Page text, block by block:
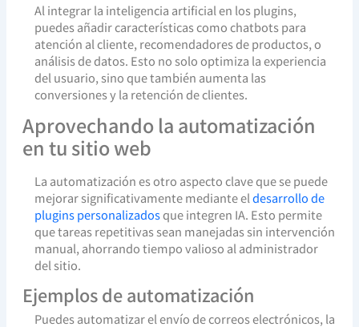
Al integrar la inteligencia artificial en los plugins,
puedes añadir características como chatbots para
atención al cliente, recomendadores de productos, o
análisis de datos. Esto no solo optimiza la experiencia
del usuario, sino que también aumenta las
conversiones y la retención de clientes.
Aprovechando la automatización
en tu sitio web
La automatización es otro aspecto clave que se puede
mejorar significativamente mediante eldesarrollo de
plugins personalizadosque integren IA. Esto permite
que tareas repetitivas sean manejadas sin intervención
manual, ahorrando tiempo valioso al administrador
del sitio.
Ejemplos de automatización
Puedes automatizar el envío de correos electrónicos, la